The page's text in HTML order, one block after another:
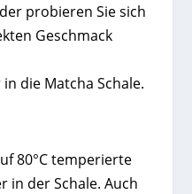
probieren Sie sich
Geschmack
die Matcha Schale.
80°C temperierte
in der Schale. Auch